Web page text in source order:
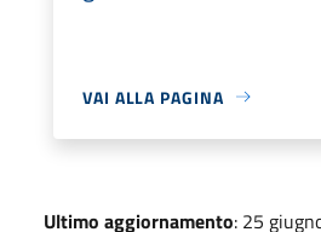
VAI ALLA PAGINA
Ultimo aggiornamento: 25